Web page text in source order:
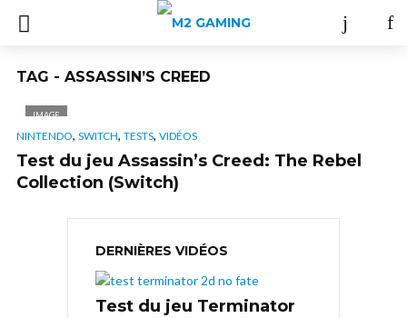
TAG - ASSASSIN’S CREED
IMAGE
NINTENDO, SWITCH, TESTS, VIDÉOS
Test du jeu Assassin’s Creed: The Rebel
Collection (Switch)
DERNIÈRES VIDÉOS
Test du jeu Terminator